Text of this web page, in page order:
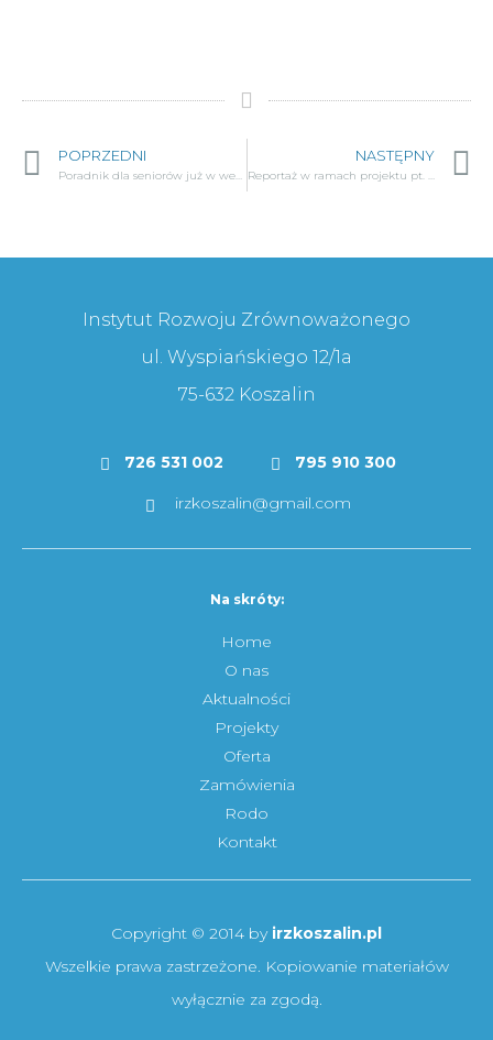
POPRZEDNI
Poradnik dla seniorów już w wersji papierowej!
NASTĘPNY
Reportaż w ramach projektu pt. „I ty zostaniesz seniorem”
Instytut Rozwoju Zrównoważonego
ul. Wyspiańskiego 12/1a
75-632 Koszalin
726 531 002 795 910 300
irzkoszalin@gmail.com
Na skróty:
Home
O nas
Aktualności
Projekty
Oferta
Zamówienia
Rodo
Kontakt
Copyright © 2014 by irzkoszalin.pl
Wszelkie prawa zastrzeżone. Kopiowanie materiałów
wyłącznie za zgodą.